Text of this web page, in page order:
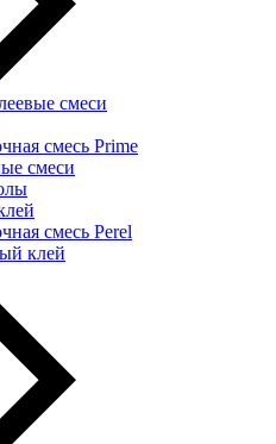
смеси
смесь Prime
смеси
смесь Perel
клей